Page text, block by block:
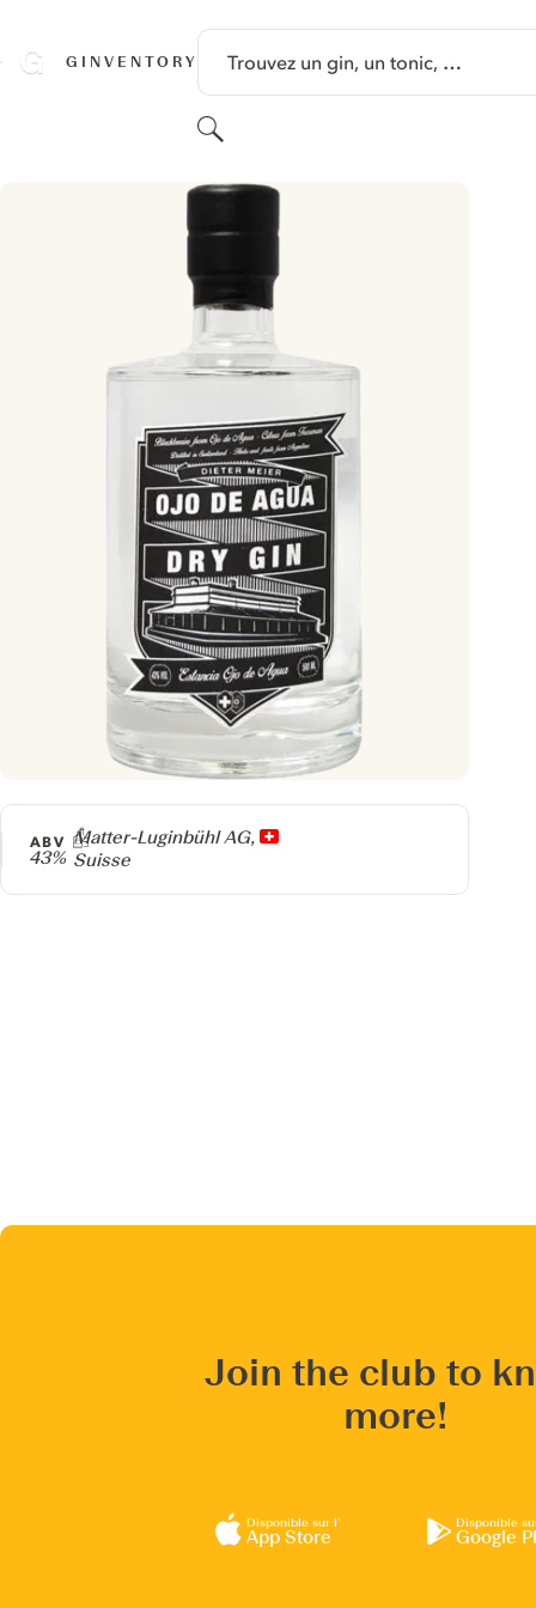
GINVENTORY Trouvez un gin, un tonic, …
Rechercher
Producteur
Matter-Luginbühl AG,
Suisse
ABV
43%
Join the club to
more!
Disponible sur l’
App Store
Disponible
Google